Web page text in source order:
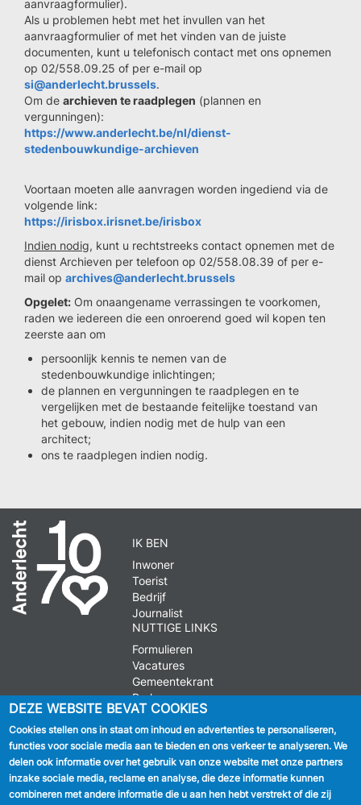
aanvraagformulier).
Als u problemen hebt met het invullen van het
aanvraagformulier of met het vinden van de juiste
documenten, kunt u telefonisch contact met ons opnemen
op 02/558.09.25 of per e-mail op
si@anderlecht.brussels.
Om de archieven te raadplegen (plannen en
vergunningen):
https://www.anderlecht.be/nl/dienst-
stedenbouwkundige-archieven
Voortaan moeten alle aanvragen worden ingediend via de
volgende link:
https://irisbox.irisnet.be/irisbox
Indien nodig, kunt u rechtstreeks contact opnemen met de
dienst Archieven per telefoon op 02/558.08.39 of per e-
mail op archives@anderlecht.brussels
Opgelet: Om onaangename verrassingen te voorkomen,
raden we iedereen die een onroerend goed wil kopen ten
zeerste aan om
persoonlijk kennis te nemen van de
stedenbouwkundige inlichtingen;
de plannen en vergunningen te raadplegen en te
vergelijken met de bestaande feitelijke toestand van
het gebouw, indien nodig met de hulp van een
architect;
ons te raadplegen indien nodig.
IK BEN
Inwoner
Toerist
Bedrijf
Journalist
NUTTIGE LINKS
Formulieren
Vacatures
Gemeentekrant
Parkeren
VOLG ONS
Facebook
DEZE WEBSITE BEVAT COOKIES
Cookies stellen ons in staat om inhoud en advertenties te personaliseren,
functies voor sociale media aan te bieden en ons verkeer te analyseren. We
delen ook informatie over het gebruik van onze website met onze partners
inzake sociale media, reclame en analyse, die deze informatie kunnen
combineren met andere informatie die u aan hen hebt verstrekt of die zij